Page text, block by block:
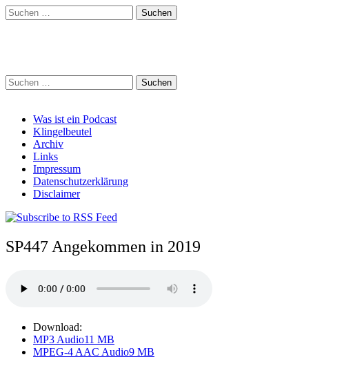
Suchen
nach:
Suchen
nach:
Main
menu
Skip
content
Was ist ein Podcast
Klingelbeutel
Archiv
Links
Impressum
Datenschutzerklärung
Disclaimer
SP447 Angekommen in 2019
Download:
MP3 Audio11 MB
MPEG-4 AAC Audio9 MB